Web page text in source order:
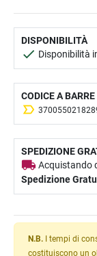
DISPONIBILITÀ
Disponibilità
CODICE A BARRE
SPEDIZIONE
Acquistando
Spedizione
N.B. I tempi di
costituiscono un